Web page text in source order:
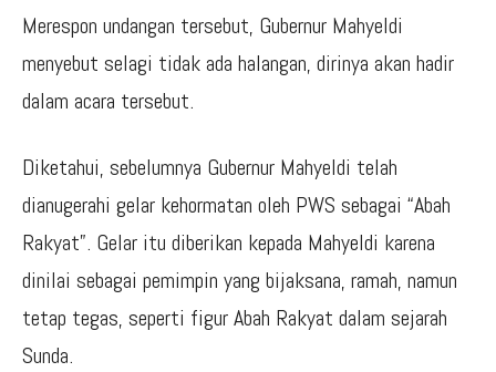
Merespon undangan tersebut, Gubernur Mahyeldi
menyebut selagi tidak ada halangan, dirinya akan hadir
dalam acara tersebut.
Diketahui, sebelumnya Gubernur Mahyeldi telah
dianugerahi gelar kehormatan oleh PWS sebagai “Abah
Rakyat”. Gelar itu diberikan kepada Mahyeldi karena
dinilai sebagai pemimpin yang bijaksana, ramah, namun
tetap tegas, seperti figur Abah Rakyat dalam sejarah
Sunda.